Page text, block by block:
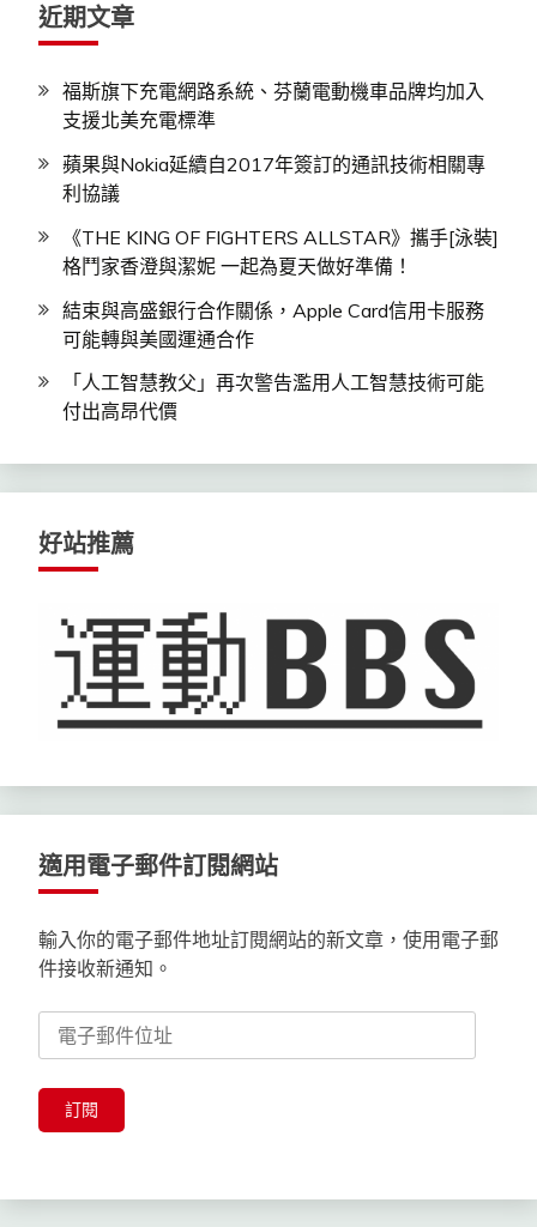
近期文章
福斯旗下充電網路系統、芬蘭電動機車品牌均加入
支援北美充電標準
蘋果與Nokia延續自2017年簽訂的通訊技術相關專
利協議
《THE KING OF FIGHTERS ALLSTAR》攜手[泳裝]
格鬥家香澄與潔妮 一起為夏天做好準備！
結束與高盛銀行合作關係，Apple Card信用卡服務
可能轉與美國運通合作
「人工智慧教父」再次警告濫用人工智慧技術可能
付出高昂代價
好站推薦
適用電子郵件訂閱網站
輸入你的電子郵件地址訂閱網站的新文章，使用電子郵
件接收新通知。
子
郵
位
訂閱